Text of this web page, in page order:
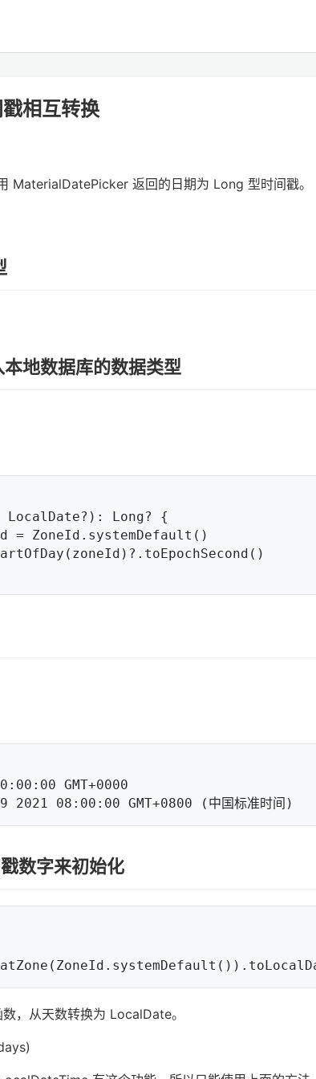
相互转换
返回的日期为 Long 型时间戳。
地数据库的数据类型
LocalDate?): Long? {
数字来初始化
，从天数转换为 LocalDate。